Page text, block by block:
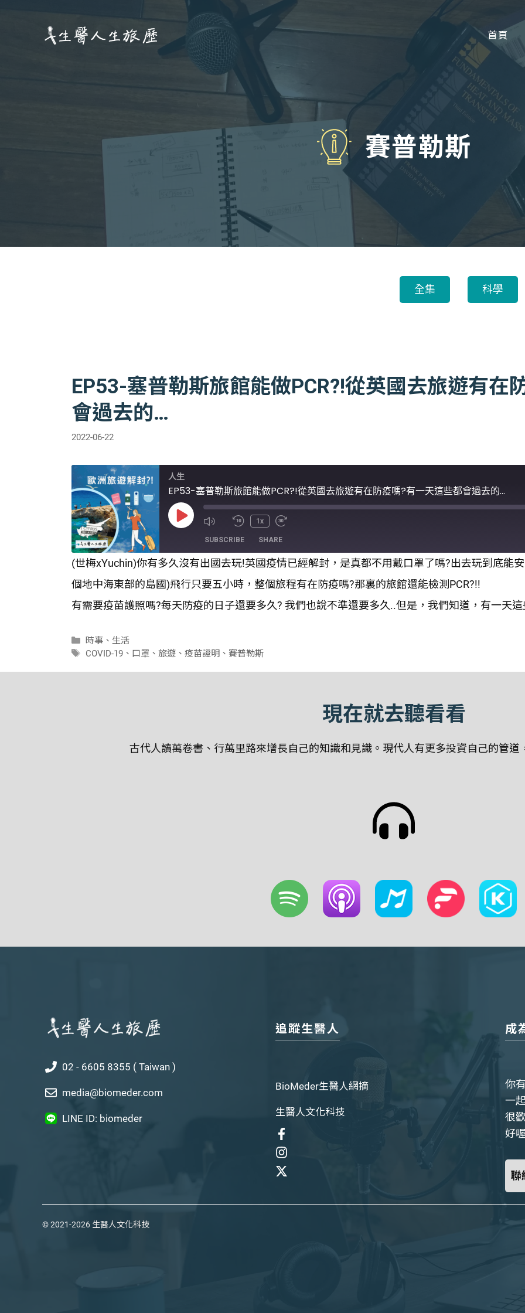
首頁
賽普勒斯
全集 科學
EP53-塞普勒斯旅館能做PCR?!從英國去旅遊有在
會過去的…
2022-06-22
人生
EP53-塞普勒斯旅館能做PCR?!從英國去旅遊有在防疫嗎?有一天這些都會過去的...
Play
Episode
1x
SUBSCRIBE SHARE
RSS FEED
SHARE
LINK
(世梅xYuchin)你有多久沒有出國去玩!英國疫情已經解封，是真都不用戴口罩了嗎?出去玩到底能
個地中海東部的島國)飛行只要五小時，整個旅程有在防疫嗎?那裏的旅館還能檢測PCR?!!
有需要疫苗護照嗎?每天防疫的日子還要多久? 我們也說不準還要多久..但是，我們知道，有一天
分
類
時事 、生活
標
COVID-19 、 口罩 、旅遊 、疫苗證明 、 賽普勒斯
現在就去聽看看
古代人讀萬卷書、行萬里路來增長自己的知識和見識。現代人有更多投資自己的管
02 - 6605 8355 ( Taiwan )
media@biomeder.com
LINE ID: biomeder
追蹤生醫人
BioMeder生醫人網摘
生醫人文化科技
成
你
一
很
好
聯
© 2021-2026 生醫人文化科技